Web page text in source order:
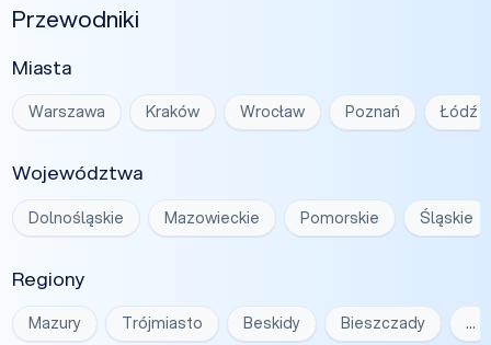
Przewodniki
Miasta
Warszawa Kraków Wrocław Poznań Łódź
Województwa
Dolnośląskie Mazowieckie Pomorskie Śląskie
Regiony
Mazury Trójmiasto Beskidy Bieszczady …